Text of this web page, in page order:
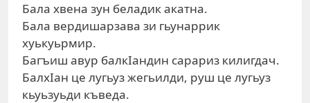
Бала хвена зун беладик акатна.
Бала вердишарзава зи гьунаррик
хуькуьрмир.
Багъиш авур балкIандин сарариз килигдач.
БалхIан це лугьуз жегьилди, руш це лугьуз
кьуьзуьди къведа.